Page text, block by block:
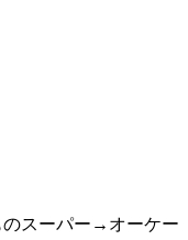
スーパー→オーケー